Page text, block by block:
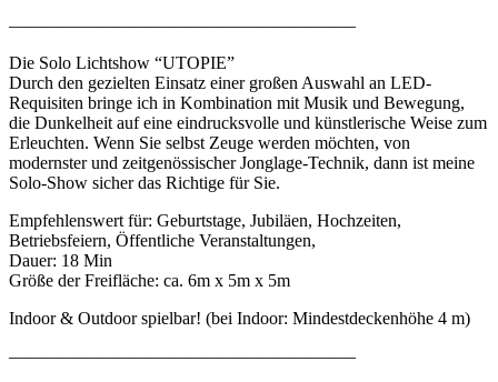
———————————————————–
Die Solo Lichtshow “UTOPIE”
Durch den gezielten Einsatz einer großen Auswahl an LED-
Requisiten bringe ich in Kombination mit Musik und Bewegung,
die Dunkelheit auf eine eindrucksvolle und künstlerische Weise zum
Erleuchten. Wenn Sie selbst Zeuge werden möchten, von
modernster und zeitgenössischer Jonglage-Technik, dann ist meine
Solo-Show sicher das Richtige für Sie.
Empfehlenswert für: Geburtstage, Jubiläen, Hochzeiten,
Betriebsfeiern, Öffentliche Veranstaltungen,
Dauer: 18 Min
Größe der Freifläche: ca. 6m x 5m x 5m
Indoor & Outdoor spielbar! (bei Indoor: Mindestdeckenhöhe 4 m)
———————————————————–